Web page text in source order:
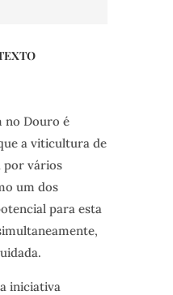
no Douro é
a viticultura de
por vários
um dos
para esta
iniciativa